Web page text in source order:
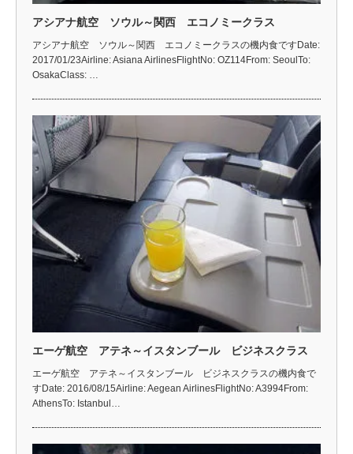
アシアナ航空 ソウル～関西 エコノミークラス
アシアナ航空 ソウル～関西 エコノミークラスの機内食ですDate:
2017/01/23Airline: Asiana AirlinesFlightNo: OZ114From: SeoulTo:
OsakaClass: …
エーゲ航空 アテネ～イスタンブール ビジネスクラス
エーゲ航空 アテネ～イスタンブール ビジネスクラスの機内食で
すDate: 2016/08/15Airline: Aegean AirlinesFlightNo: A3994From:
AthensTo: Istanbul…